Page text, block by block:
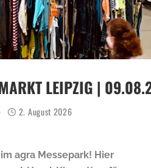
LEIPZIG |
2. August 2026
agra Messepark! Hier